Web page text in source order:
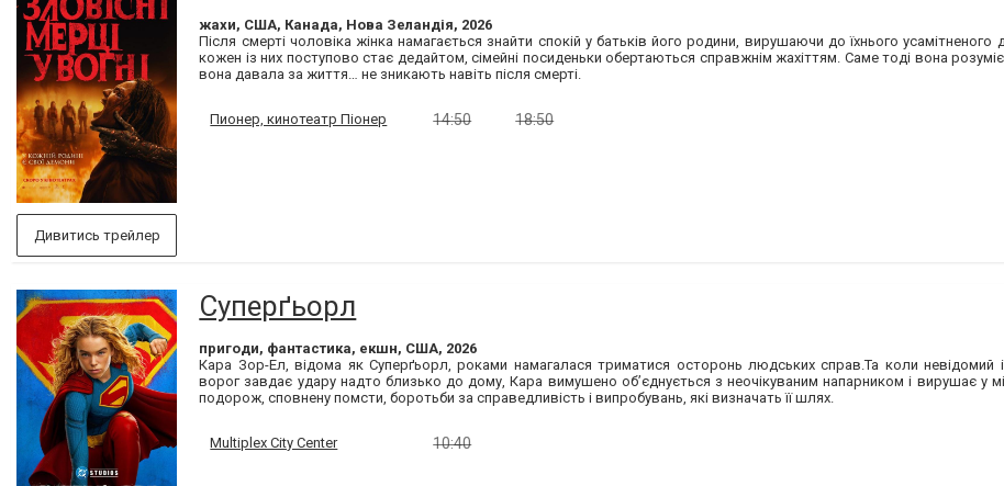
Дивитись трейлер
жахи, США, Канада, Нова Зеландія, 2026
Після смерті чоловіка жінка намагається знайти спокій у батьків його родини, вирушаючи до їхнього усамітненого
кожен із них поступово стає дедайтом, сімейні посиденьки обертаються справжнім жахіттям. Саме тоді вона розуміє:
вона давала за життя… не зникають навіть після смерті.
Пионер, кинотеатр Піонер 14:50 18:50
Суперґьорл
пригоди, фантастика, екшн, США, 2026
Кара Зор-Ел, відома як Суперґьорл, роками намагалася триматися осторонь людських справ.Та коли невідомий
ворог завдає удару надто близько до дому, Кара вимушено об’єднується з неочікуваним напарником і вирушає у
подорож, сповнену помсти, боротьби за справедливість і випробувань, які визначать її шлях.
Multiplex City Center 10:40